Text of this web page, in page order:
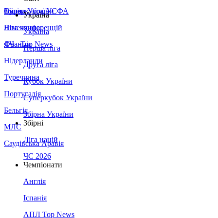
Збірна України
Італія
Німеччина
Франція
Нідерланди
Туреччина
Португалія
Бельгія
МЛС
Саудівська Аравія
Суперкубок УЄФА
Ліга конференцій
ЛЧ - Top News
Україна
Україна
Перша ліга
Друга ліга
Кубок України
Суперкубок України
Збірна України
Збірні
Ліга націй
ЧС 2026
Чемпіонати
Англія
Іспанія
АПЛ Top News